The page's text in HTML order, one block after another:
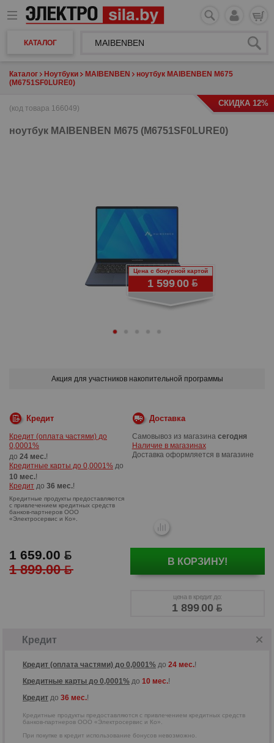
КАТАЛОГ
Каталог Ноутбуки MAIBENBEN
ноутбук MAIBENBEN M675
(M6751SF0LURE0)
(код товара 166049)
СКИДКА 12%
ноутбук MAIBENBEN M675 (M6751SF0LURE0)
Цена с бонусной картой
1 599. 00
Акция для участников накопительной программы
Кредит
Кредит (оплата частями) до
0,0001%
до 24 мес.!
Кредитные карты до 0,0001% до
10 мес.!
Кредит до 36 мес.!
Доставка
Самовывоз из магазина сегодня
Наличие в магазинах
Доставка оформляется в магазине
1 659.00
1 899.00
В КОРЗИНУ!
цена в кредит до:
1 899.00
Кредит
Кредит (оплата частями) до 0,0001% до 24 мес.!
Кредитные карты до 0,0001% до 10 мес.!
Кредит до 36 мес.!
Кредитные продукты предоставляются с привлечением кредитных средств
банков-партнеров ООО «Электросервис и Ко».
При покупке в кредит использование бонусов невозможно.